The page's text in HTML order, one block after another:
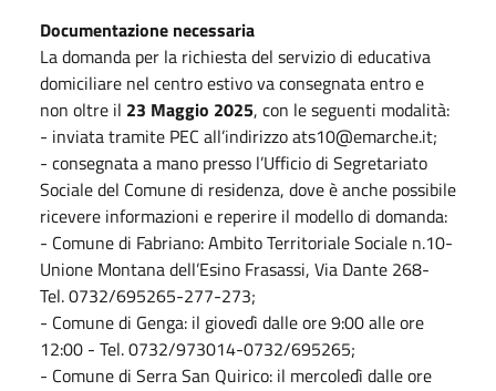
Documentazione necessaria
La domanda per la richiesta del servizio di educativa
domiciliare nel centro estivo va consegnata entro e
non oltre il 23 Maggio 2025, con le seguenti modalità:
- inviata tramite PEC all’indirizzo ats10@emarche.it;
- consegnata a mano presso l’Ufficio di Segretariato
Sociale del Comune di residenza, dove è anche possibile
ricevere informazioni e reperire il modello di domanda:
- Comune di Fabriano: Ambito Territoriale Sociale n.10-
Unione Montana dell’Esino Frasassi, Via Dante 268-
Tel. 0732/695265-277-273;
- Comune di Genga: il giovedì dalle ore 9:00 alle ore
12:00 - Tel. 0732/973014-0732/695265;
- Comune di Serra San Quirico: il mercoledì dalle ore